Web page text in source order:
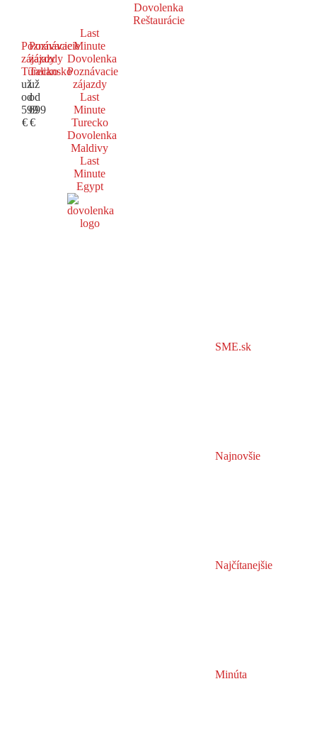
Dovolenka
Reštaurácie
Poznávacie
zájazdy
Turecko
už
od
599
€
Poznávacie
zájazdy
Taliansko
už
od
699
€
Last
Minute
Dovolenka
Poznávacie
zájazdy
Last
Minute
Turecko
Dovolenka
Maldivy
Last
Minute
Egypt
SME.sk
Najnovšie
Najčítanejšie
Minúta